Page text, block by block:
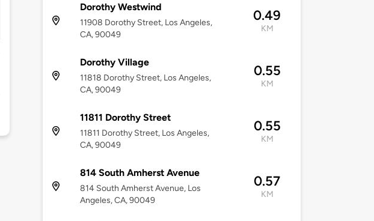
Dorothy Westwind
11908 Dorothy Street, Los Angeles,
CA, 90049
0.49
KM
Dorothy Village
11818 Dorothy Street, Los Angeles,
CA, 90049
0.55
KM
11811 Dorothy Street
11811 Dorothy Street, Los Angeles,
CA, 90049
0.55
KM
814 South Amherst Avenue
814 South Amherst Avenue, Los
Angeles, CA, 90049
0.57
KM